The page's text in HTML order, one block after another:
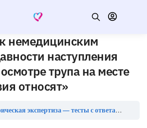
немедицинским
наступления
трупа на месте
относят»
Судебно-психиатрическая экспертиза — тесты с ответами